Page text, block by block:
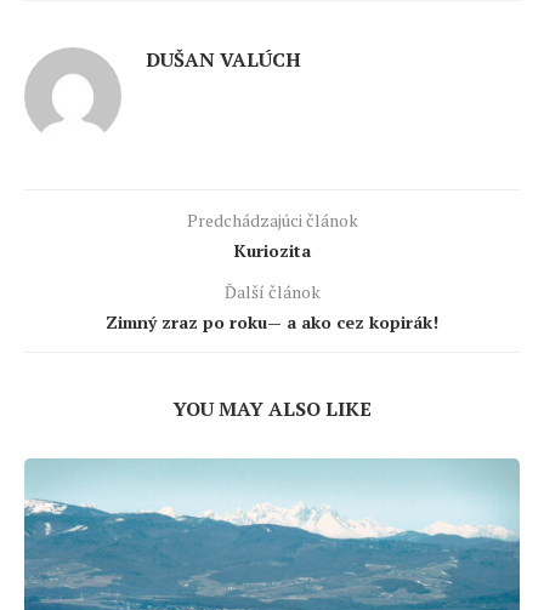
DUŠAN VALÚCH
Predchádzajúci článok
Kuriozita
Ďalší článok
Zimný zraz po roku— a ako cez kopirák!
YOU MAY ALSO LIKE